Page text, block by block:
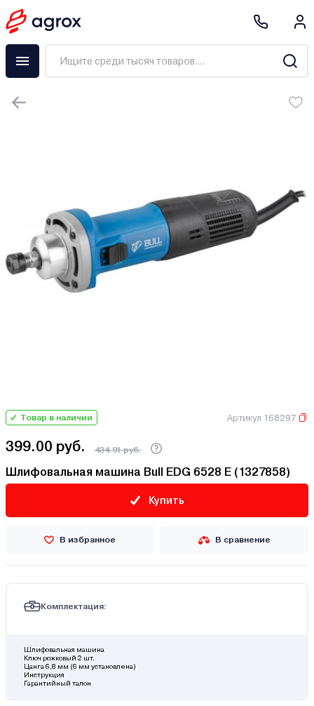
Товар в наличии Артикул 168297
399.00 руб. 434.91 руб.
Шлифовальная машина Bull EDG 6528 E (1327858)
Купить
В избранное В сравнение
Комплектация:
Шлифовальная машина
Ключ рожковый 2 шт.
Цанга 6,8 мм (6 мм установлена)
Инструкция
Гарантийный талон